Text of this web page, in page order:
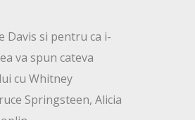
Davis si pentru ca i-
va spun cateva
cu Whitney
Springsteen, Alicia